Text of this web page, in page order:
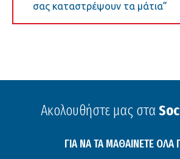
σας καταστρέψουν τα μάτια”
Ακολουθήστε μας στα
ΓΙΑ ΝΑ ΤΑ ΜΑΘΑΙΝΕΤΕ ΟΛΑ